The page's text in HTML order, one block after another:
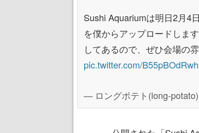
Sushi Aquariumは明日2月4
を僕からアップロードしま
してあるので、ぜひ会場の
pic.twitter.com/B55pBOdRwh
— ロングポテト(long-